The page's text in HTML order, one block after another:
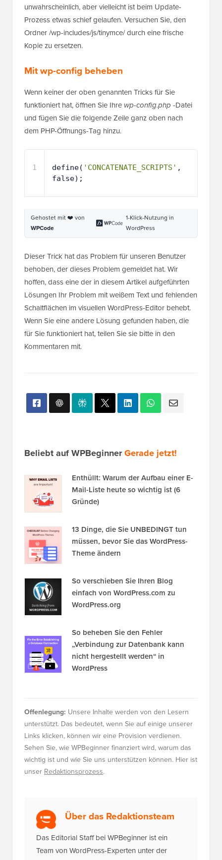
unwahrscheinlich, aber vielleicht ist beim Update-
Prozess etwas schief gelaufen. Versuchen Sie, den
Ordner /wp-includes/js/tinymce/ durch eine frische
Kopie zu ersetzen.
Mit wp-config beheben
Wenn keiner der oben genannten Tricks für Sie
funktioniert hat, öffnen Sie Ihre wp-config.php -Datei
und fügen Sie die folgende Zeile ganz oben nach
dem PHP-Öffnungs-Tag hinzu.
1 define( 'CONCATENATE_SCRIPTS' ,
false);
WPCode
WordPress
behoben, der dieses Problem gemeldet hat. Wir
hoffen, dass eine der in diesem Artikel aufgeführten
Lösungen Ihr Problem mit weißem Text und fehlenden
Schaltflächen im visuellen WordPress-Editor behebt.
Wenn Sie eine andere Lösung gefunden haben, die
für Sie funktioniert hat, teilen Sie sie bitte in den
Kommentaren mit.
Mail-Liste heute so wichtig ist (6
Gründe)
müssen, bevor Sie das WordPress-
Theme ändern
einfach von WordPress.com zu
WordPress.org
„Verbindung zur Datenbank kann
nicht hergestellt werden“ in
WordPress
Offenlegung:Unsere Inhalte werden von den Lesern
unterstützt. Das bedeutet, wenn Sie auf einige unserer
Links klicken, können wir eine Provision verdienen.
Sehen Sie, wie WPBeginner finanziert wird, warum das
wichtig ist und wie Sie uns unterstützen können. Hier ist
unserRedaktionsprozess.
Das Editorial Staff bei WPBeginner ist ein
Team von WordPress-Experten unter der
Leitung von Syed Balkhi mit über 16 Jahren